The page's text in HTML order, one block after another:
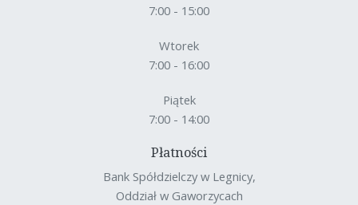
7:00 - 15:00
Wtorek
7:00 - 16:00
Piątek
7:00 - 14:00
Płatności
Bank Spółdzielczy w Legnicy,
Oddział w Gaworzycach